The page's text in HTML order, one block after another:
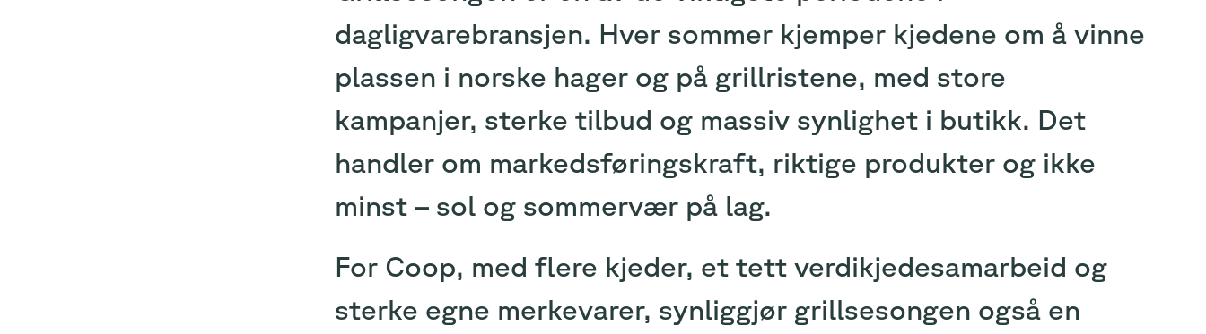
dagligvarebransjen. Hver sommer kjemper kjedene om å vinne
plassen i norske hager og på grillristene, med store
kampanjer, sterke tilbud og massiv synlighet i butikk. Det
handler om markedsføringskraft, riktige produkter og ikke
minst – sol og sommervær på lag.
For Coop, med flere kjeder, et tett verdikjedesamarbeid og
sterke egne merkevarer, synliggjør grillsesongen også en